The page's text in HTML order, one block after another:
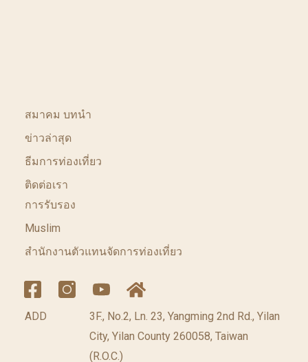
สมาคม บทนำ
ข่าวล่าสุด
ธีมการท่องเที่ยว
ติดต่อเรา
การรับรอง
Muslim
สำนักงานตัวแทนจัดการท่องเที่ยว
ADD
3F., No.2, Ln. 23, Yangming 2nd Rd., Yilan
City, Yilan County 260058, Taiwan
(R.O.C.)